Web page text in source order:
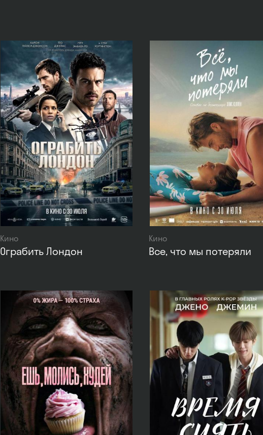
Кино
Ограбить Лондон
Кино
Все, что мы потеряли